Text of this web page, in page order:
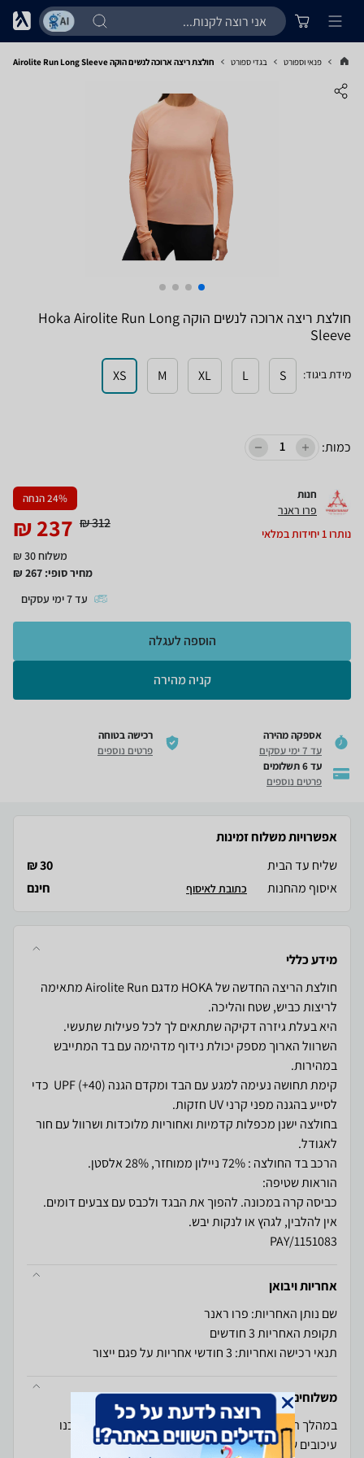
פנאי וספורט בגדי ספורט חולצת ריצה ארוכה לנשים הוקה Hoka Airolite Run Long Sleeve
חולצת ריצה ארוכה לנשים הוקה Hoka Airolite Run Long
Sleeve
מידת ביגוד:
S
L
XL
M
XS
כמות:
חנות
פרו ראנר
נותרו1יחידות במלאי
24% הנחה
312
₪
237
₪
משלוח 30 ₪
מחיר סופי: 267
₪
עד7ימי עסקים
קניה מהירה
הוספה לעגלה
אספקה מהירה
עד 7 ימי עסקים
רכישה בטוחה
פרטים נוספים
עד 6 תשלומים
פרטים נוספים
אפשרויות משלוח זמינות
שליח עד הבית
30 ₪
איסוף מהחנות
חינם כתובת לאיסוף
מידע כללי
חולצת הריצה החדשה של HOKA מדגם Airolite Run מתאימה
השרוול הארוך מספק יכולת נידוף מדהימה עם בד המתייבש
קימת תחושה נעימה למגע עם הבד ומקדם הגנה (40+) UPF כדי
בחולצה ישנן מכפלות קדמיות ואחוריות מלוכדות ושרוול עם חור
1151083/PAY
אחריות ויבואן
שם נותן האחריות: פרו ראנר
תקופת האחריות 3 חודשים
תנאי רכישה ואחריות: 3 חודשי אחריות על פגם ייצור
משלוחים והחזרות
במהלך תקופת החגים ובמהלך מבצעי Black Friday ייתכנו
עיכובים של מספר ימי עסקים בזמני המשלוחים. החלפת